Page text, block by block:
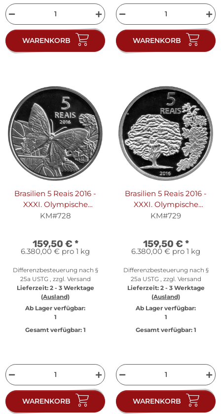
WARENKORB WARENKORB
Brasilien 5 Reais 2016 -
XXXI. Olympische
Sommerspiele 2016 in Rio
KM#728
159,50 € *
6.380,00 € pro 1 kg
Differenzbesteuerung nach §
25a USTG , zzgl. Versand
Lieferzeit: 2 - 3 Werktage
(Ausland)
Ab Lager verfügbar:
1
Gesamt verfügbar:1
WARENKORB
Brasilien 5 Reais 2016 -
XXXI. Olympische
Sommerspiele 2016 in Rio
PP
KM#729
159,50 € *
6.380,00 € pro 1 kg
Differenzbesteuerung nach §
25a USTG , zzgl. Versand
Lieferzeit: 2 - 3 Werktage
(Ausland)
Ab Lager verfügbar:
1
Gesamt verfügbar:1
WARENKORB